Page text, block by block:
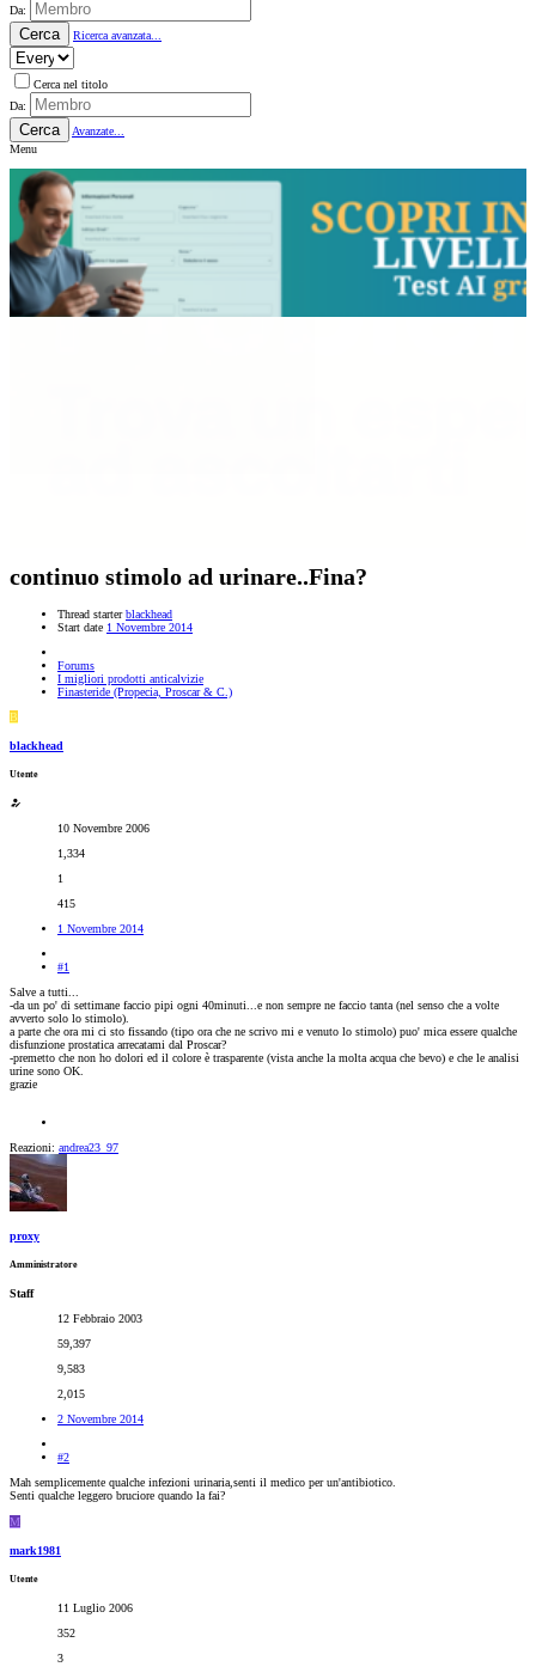
Da:
Cerca Ricerca avanzata...
Cerca nel titolo
Da:
Cerca
Avanzate...
Menu
continuo stimolo ad urinare..Fina?
Thread starter blackhead
Start date 1 Novembre 2014
Forums
I migliori prodotti anticalvizie
Finasteride (Propecia, Proscar & C.)
B
blackhead
Utente
10 Novembre 2006
1,334
1
415
1 Novembre 2014
#1
Salve a tutti...
-da un po' di settimane faccio pipi ogni 40minuti...e non sempre ne faccio tanta (nel senso che a volte
avverto solo lo stimolo).
a parte che ora mi ci sto fissando (tipo ora che ne scrivo mi e venuto lo stimolo) puo' mica essere qualche
disfunzione prostatica arrecatami dal Proscar?
-premetto che non ho dolori ed il colore è trasparente (vista anche la molta acqua che bevo) e che le analisi
urine sono OK.
grazie
Reazioni: andrea23_97
proxy
Amministratore
Staff
12 Febbraio 2003
59,397
9,583
2,015
2 Novembre 2014
#2
Mah semplicemente qualche infezioni urinaria,senti il medico per un'antibiotico.
Senti qualche leggero bruciore quando la fai?
M
mark1981
Utente
11 Luglio 2006
352
3